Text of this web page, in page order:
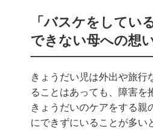
「バスケをしてい
できない母への想
きょうだい児は外出や旅行
ることはあっても、障害を
きょうだいのケアをする親
にできずにいることが多い